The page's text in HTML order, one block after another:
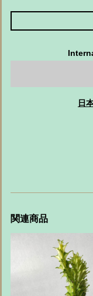
日
関連商品